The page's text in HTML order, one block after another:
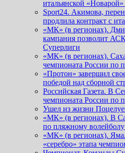
итальянской
Sport24. Акимова,
продлила контракт с
«МК» (в регионах).
кампания позволит
Суперлиги
«МК» (в регионах).
чемпионата России по
«Протон» завершил
победой над сборной
Российская Газета. В
чемпионата России по
Ушел из жизни
«МК» (в регионах). В
по пляжному волейболу
«МК» (в регионах).
«серебро» этапа